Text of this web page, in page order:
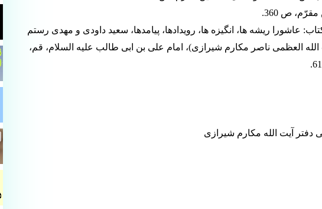
عاشورا ريشه ‏ها، انگيزه‏ ها، رويدادها، پيامدها، سعید داودی و مهدی رستم
الله العظمى ناصر مكارم شيرازى)، امام على بن ابى طالب عليه السلام‏، قم‏،
دفتر آیت الله مکارم شیرازی